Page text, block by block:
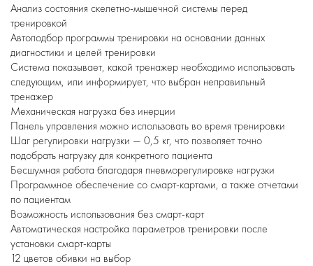
Анализ состояния скелетно-мышечной системы перед
тренировкой
Автоподбор программы тренировки на основании данных
диагностики и целей тренировки
Система показывает, какой тренажер необходимо использовать
следующим, или информирует, что выбран неправильный
тренажер
Механическая нагрузка без инерции
Панель управления можно использовать во время тренировки
Шаг регулировки нагрузки — 0,5 кг, что позволяет точно
подобрать нагрузку для конкретного пациента
Бесшумная работа благодаря пневморегулировке нагрузки
Программное обеспечение со смарт-картами, а также отчетами
по пациентам
Возможность использования без смарт-карт
Автоматическая настройка параметров тренировки после
установки смарт-карты
12 цветов обивки на выбор